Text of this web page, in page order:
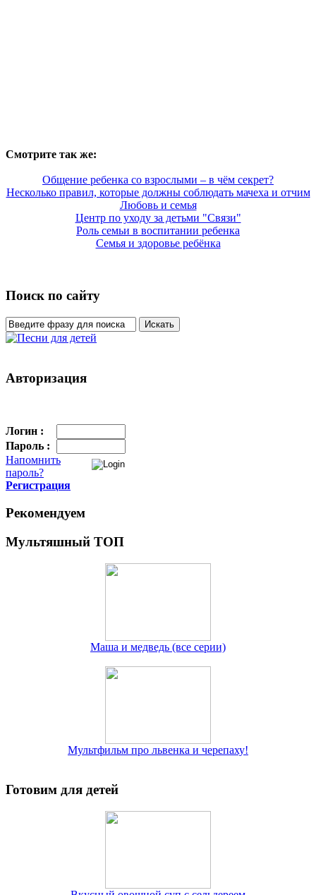
Смотрите так же:
Общение ребенка со взрослыми – в чём секрет?
Несколько правил, которые должны соблюдать мачеха и отчим
Любовь и семья
Центр по уходу за детьми "Связи"
Роль семьи в воспитании ребенка
Семья и здоровье ребёнка
Поиск по сайту
Авторизация
Логин :
Пароль :
Напомнить
пароль?
Регистрация
Рекомендуем
Мультяшный ТОП
Маша и медведь (все серии)
Мультфильм про львенка и черепаху!
Готовим для детей